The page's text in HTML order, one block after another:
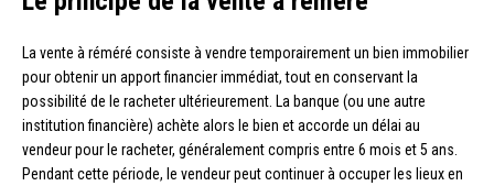
La vente à réméré consiste à vendre temporairement un bien immobilier
pour obtenir un apport financier immédiat, tout en conservant la
possibilité de le racheter ultérieurement. La banque (ou une autre
institution financière) achète alors le bien et accorde un délai au
vendeur pour le racheter, généralement compris entre 6 mois et 5 ans.
Pendant cette période, le vendeur peut continuer à occuper les lieux en